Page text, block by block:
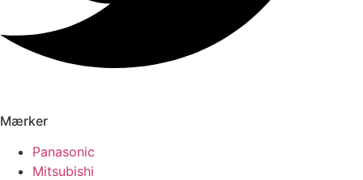
Mærker
Panasonic
Mitsubishi